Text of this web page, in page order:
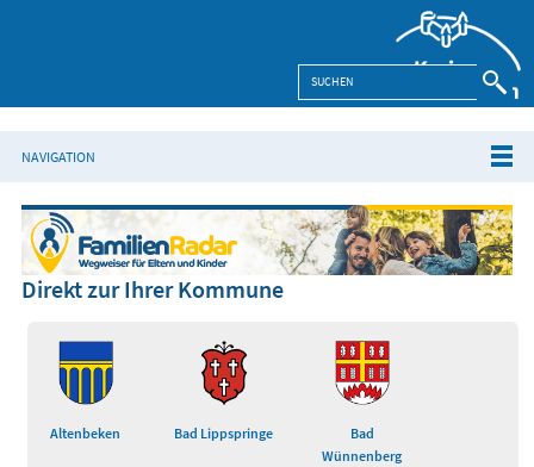
NAVIGATION
Direkt zur Ihrer Kommune
Altenbeken Bad Lippspringe
Bad
Wünnenberg